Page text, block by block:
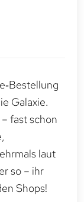
Galaxie.
fast schon
laut
so – ihr
Shops!